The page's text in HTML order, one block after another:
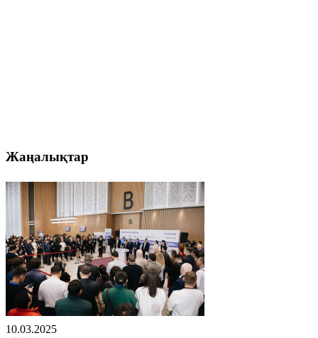
Жаңалықтар
10.03.2025